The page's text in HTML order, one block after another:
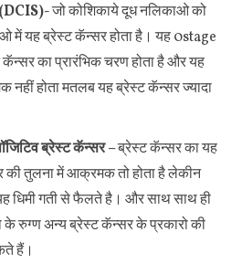
(DCIS)-जो कोशिकाये दूध नलिकाओ को
में यह ब्रेस्ट कॅन्सर होता है। यह 0stage
का प्रारंभिक चरण होता है और यह
होता मतलब यह ब्रेस्ट कॅन्सर ज्यादा
ब्रेस्ट कॅन्सर –ब्रेस्ट कॅन्सर का यह
तुलना में आक्रमक तो होता है लेकीन
धिमी गती से फैलते है। और साथ साथ ही
रुग्ण अन्य ब्रेस्ट कॅन्सर के प्रकारो की
हैं।